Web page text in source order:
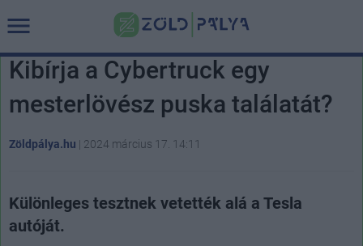
Kibírja a Cybertruck egy
mesterlövész puska találatát?
Zöldpálya.hu | 2024 március 17. 14:11
Különleges tesztnek vetették alá a Tesla
autóját.